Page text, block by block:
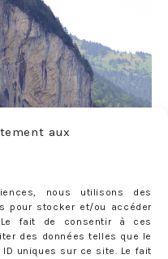
aux
nous utilisons des
pour stocker et/ou accéder
Le fait de consentir à ces
des données telles que le
uniques sur ce site. Le fait